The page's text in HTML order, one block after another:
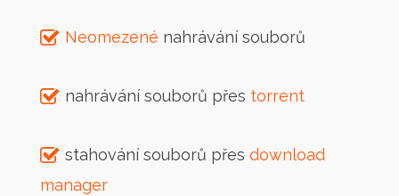
Neomezené nahrávání souborů
nahrávání souborů přes torrent
stahování souborů přes download
manager